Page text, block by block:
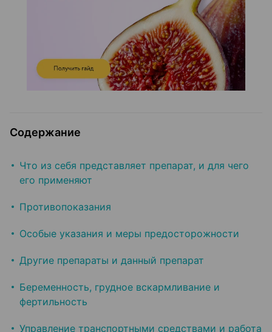
Содержание
Что из себя представляет препарат, и для чего
его применяют
Противопоказания
Особые указания и меры предосторожности
Другие препараты и данный препарат
Беременность, грудное вскармливание и
фертильность
Управление транспортными средствами и работа